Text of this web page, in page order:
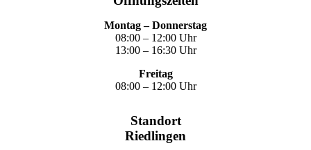
Montag – Donnerstag
08:00 – 12:00 Uhr
13:00 – 16:30 Uhr
Freitag
08:00 – 12:00 Uhr
Standort
Riedlingen